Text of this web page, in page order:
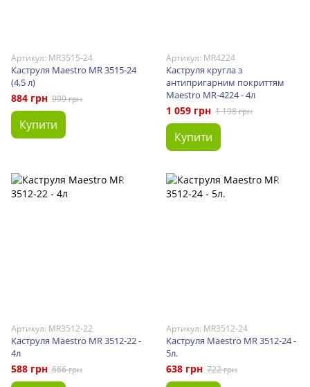
Артикул: MR3515-24
Каструля Maestro MR 3515-24
(4,5 л)
884 грн 999 грн
Купити
Артикул: MR4224
Каструля кругла з
антипригарним покриттям
Maestro MR-4224 - 4л
1 059 грн 1 198 грн
Купити
Артикул: MR3512-22
Каструля Maestro MR 3512-22 -
4л
588 грн 666 грн
Артикул: MR3512-24
Каструля Maestro MR 3512-24 -
5л.
638 грн 722 грн